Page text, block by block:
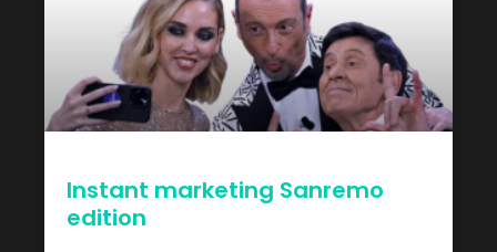
Instant marketing Sanremo
edition